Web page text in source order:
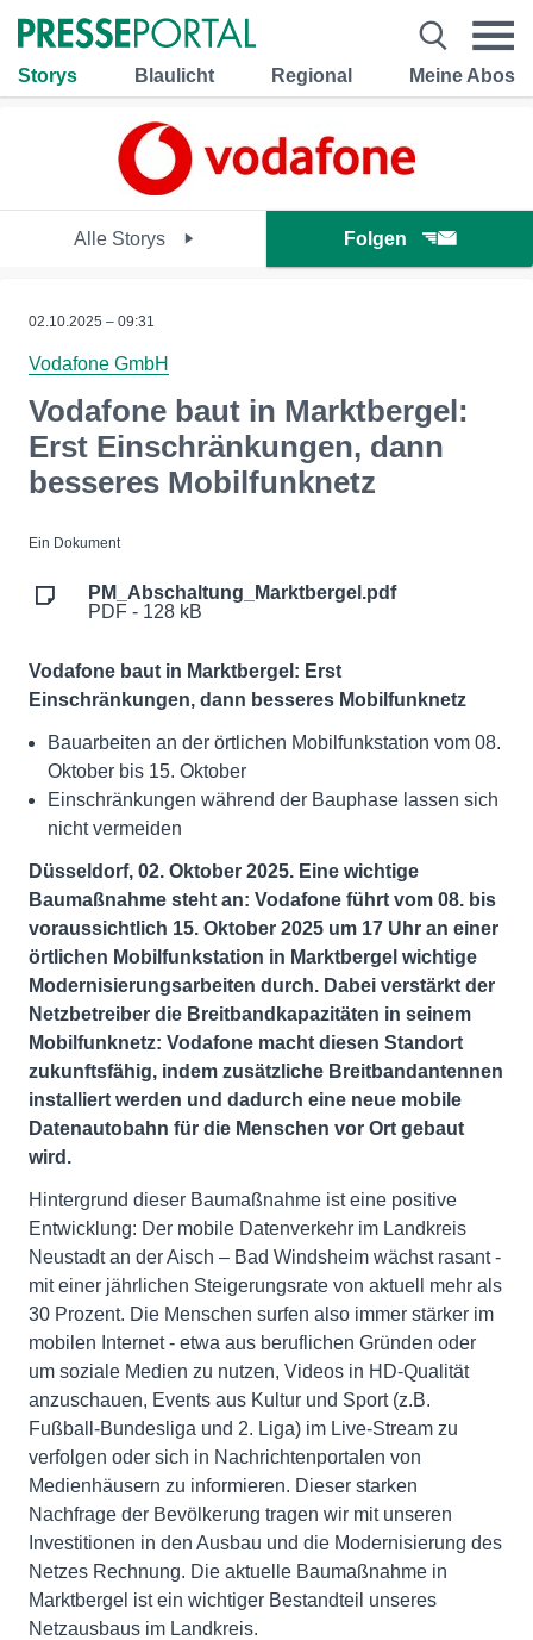
Storys Blaulicht Regional Meine Abos
Alle Storys Folgen
02.10.2025 – 09:31
Vodafone GmbH
Vodafone baut in Marktbergel:
Erst Einschränkungen, dann
besseres Mobilfunknetz
Ein Dokument
PM_Abschaltung_Marktbergel.pdf
PDF - 128 kB
Vodafone baut in Marktbergel: Erst
Einschränkungen, dann besseres Mobilfunknetz
Bauarbeiten an der örtlichen Mobilfunkstation vom 08.
Oktober bis 15. Oktober
Einschränkungen während der Bauphase lassen sich
nicht vermeiden
Düsseldorf, 02. Oktober 2025. Eine wichtige
Baumaßnahme steht an: Vodafone führt vom 08. bis
voraussichtlich 15. Oktober 2025 um 17 Uhr an einer
örtlichen Mobilfunkstation in Marktbergel wichtige
Modernisierungsarbeiten durch. Dabei verstärkt der
Netzbetreiber die Breitbandkapazitäten in seinem
Mobilfunknetz: Vodafone macht diesen Standort
zukunftsfähig, indem zusätzliche Breitbandantennen
installiert werden und dadurch eine neue mobile
Datenautobahn für die Menschen vor Ort gebaut
wird.
Hintergrund dieser Baumaßnahme ist eine positive
Entwicklung: Der mobile Datenverkehr im Landkreis
Neustadt an der Aisch – Bad Windsheim wächst rasant -
mit einer jährlichen Steigerungsrate von aktuell mehr als
30 Prozent. Die Menschen surfen also immer stärker im
mobilen Internet - etwa aus beruflichen Gründen oder
um soziale Medien zu nutzen, Videos in HD-Qualität
anzuschauen, Events aus Kultur und Sport (z.B.
Fußball-Bundesliga und 2. Liga) im Live-Stream zu
verfolgen oder sich in Nachrichtenportalen von
Medienhäusern zu informieren. Dieser starken
Nachfrage der Bevölkerung tragen wir mit unseren
Investitionen in den Ausbau und die Modernisierung des
Netzes Rechnung. Die aktuelle Baumaßnahme in
Marktbergel ist ein wichtiger Bestandteil unseres
Netzausbaus im Landkreis.